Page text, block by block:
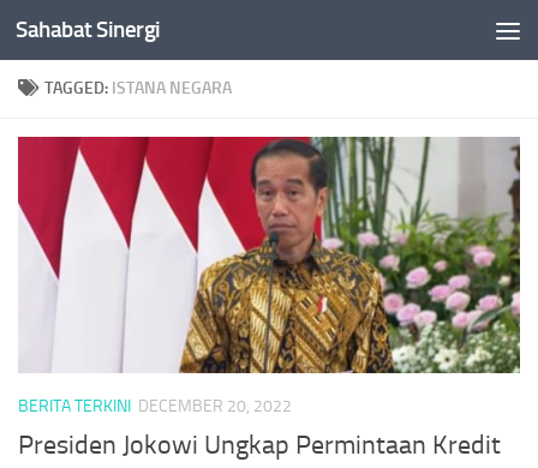
Skip to content
Sahabat Sinergi
TAGGED: ISTANA NEGARA
BERITA TERKINI DECEMBER 20, 2022
Presiden Jokowi Ungkap Permintaan Kredit